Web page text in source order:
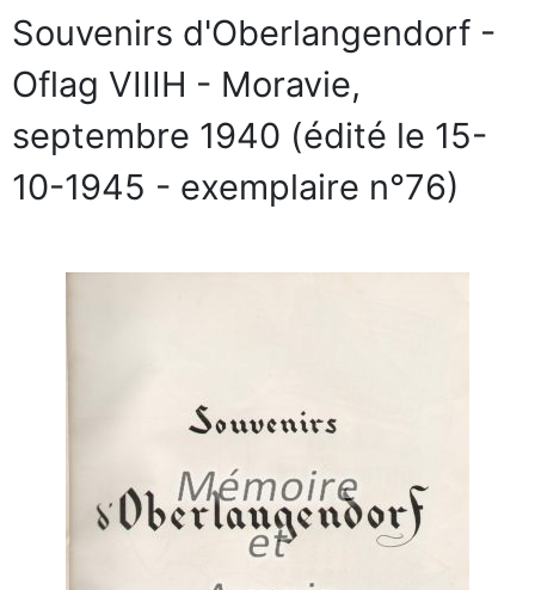
Souvenirs d'Oberlangendorf -
Oflag VIIIH - Moravie,
septembre 1940 (édité le 15-
10-1945 - exemplaire n°76)